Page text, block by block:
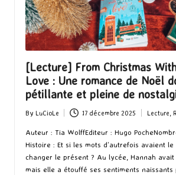
[Lecture] From Christmas
Love : Une romance de Noël
pétillante et pleine de
Posted
by
By LuCioLe 17 décembre 2025
Posted
in
Lecture
Auteur : Tia WolffEditeur : Hugo
Histoire : Et si les mots d’autrefois avaient
changer le présent ? Au lycée, Hannah
mais elle a étouffé ses sentiments naissants